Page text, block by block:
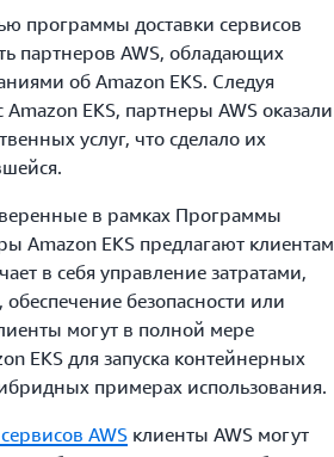
программы доставки сервисов
партнеров AWS, обладающих
об Amazon EKS. Следуя
EKS, партнеры AWS оказали
услуг, что сделало их
в рамках Программы
Amazon EKS предлагают клиентам
в себя управление затратами,
безопасности или
могут в полной мере
EKS для запуска контейнерных
примерах использования.
AWS клиенты AWS могут